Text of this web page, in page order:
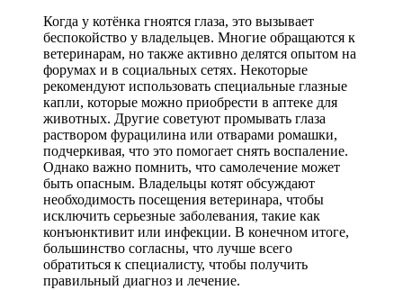
Когда у котёнка гноятся глаза, это вызывает
беспокойство у владельцев. Многие обращаются к
ветеринарам, но также активно делятся опытом на
форумах и в социальных сетях. Некоторые
рекомендуют использовать специальные глазные
капли, которые можно приобрести в аптеке для
животных. Другие советуют промывать глаза
раствором фурацилина или отварами ромашки,
подчеркивая, что это помогает снять воспаление.
Однако важно помнить, что самолечение может
быть опасным. Владельцы котят обсуждают
необходимость посещения ветеринара, чтобы
исключить серьезные заболевания, такие как
конъюнктивит или инфекции. В конечном итоге,
большинство согласны, что лучше всего
обратиться к специалисту, чтобы получить
правильный диагноз и лечение.